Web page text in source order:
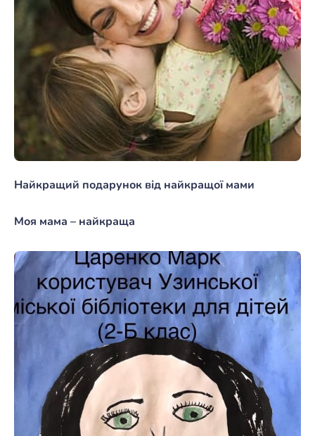
Найкращий подарунок від найкращої мами
Моя мама – найкраща